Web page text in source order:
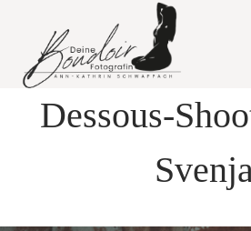
springen
Dessous-
Svenja